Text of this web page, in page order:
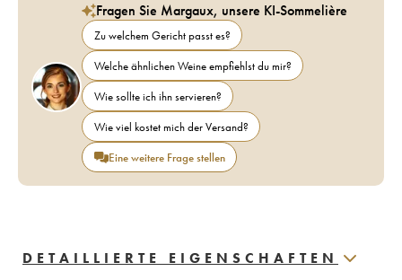
Fragen Sie Margaux, unsere KI-Sommelière
Zu welchem Gericht passt es?
Welche ähnlichen Weine empfiehlst du mir?
Wie sollte ich ihn servieren?
Wie viel kostet mich der Versand?
Eine weitere Frage stellen
DETAILLIERTE EIGENSCHAFTEN